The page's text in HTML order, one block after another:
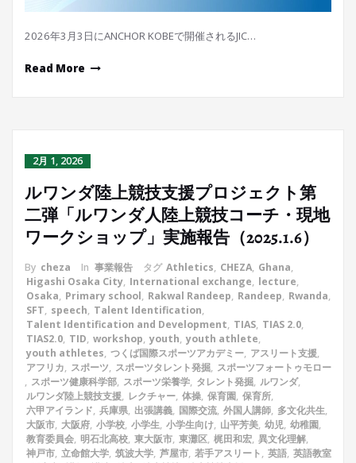
2026年3月3日にANCHOR KOBEで開催されるJIC…
Read More
2月 1, 2026
ルワンダ陸上競技支援プロジェクト第
二弾「ルワンダ人陸上競技コーチ・現地
ワークショップ」実施報告（2025.1.6）
By cheza In 事業報告 タグ Athletics, CHEZA, Ghana,
Higashi Osaka City, International exchange, lecture,
Osaka, Primary school, Rakwal Randeep, Randeep, Rwanda,
SFT, speech, Talent Identification,
Talent Identification and Development, TIAS, TIAS 2.0,
TIAS2.0, TID, workshop, youth, youth athlete,
youth athletes, つくば国際スポーツアカデミー, アスリート支援,
アフリカ, スポーツ, スポーツタレント発掘, スポーツフォートゥモロー
, スポーツ健康科学部, スポーツ栄養学, タレント発掘, ルワンダ,
ルワンダ陸上競技支援, レクチャー, 体操, 保育園, 保育所,
六甲アイランド, 兵庫県, 出張講義, 国際交流, 外国人講師, 多文化共生,
大阪市, 大阪府, 小学校, 小学生, 小学生向け, 山平芳美, 幼児, 幼稚園,
教育委員会, 明石北高校, 東大阪市, 東灘区, 梶田和宏, 異文化理解,
神戸市, 立命館大学, 筑波大学, 芦屋市, 若手アスリート, 英語, 英語教室